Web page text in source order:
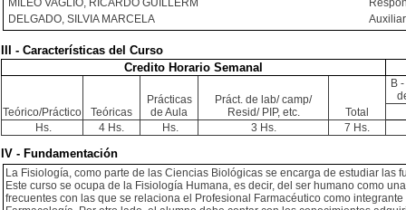
MILEO VAGLIO, RICARDO GUILLERM
DELGADO, SILVIA MARCELA
III - Características del Curso
Credito Horario Semanal
Teórico/Práctico Teóricas
Prácticas
de Aula
Práct. de lab/ camp/
Resid/ PIP, etc.
Total
B
Hs. 4 Hs. Hs. 3 Hs. 7 Hs.
IV - Fundamentación
La Fisiología, como parte de las Ciencias Biológicas se encarga de estudiar
Este curso se ocupa de la Fisiología Humana, es decir, del ser humano como
frecuentes con las que se relaciona el Profesional Farmacéutico como